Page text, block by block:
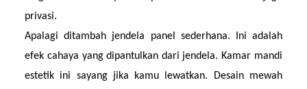
privasi.
Apalagi ditambah jendela panel sederhana. Ini adalah
efek cahaya yang dipantulkan dari jendela. Kamar mandi
estetik ini sayang jika kamu lewatkan. Desain mewah